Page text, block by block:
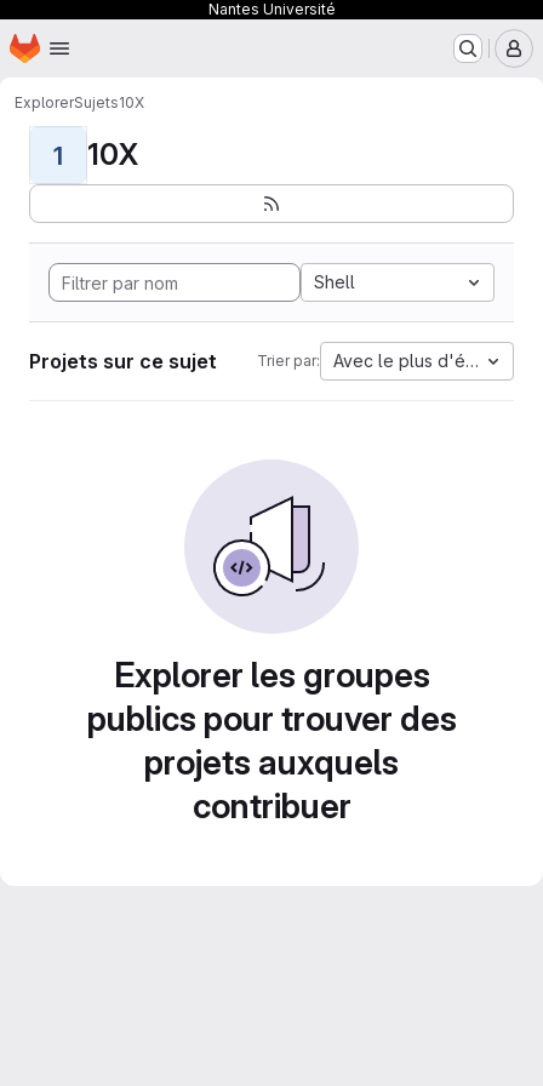
Nantes Université
Passer au contenu principal
Page d'accueil
ExplorerSujets10X
1 10X
Shell
Projets sur ce sujet Trier par: Avec le plus d'étoiles
Explorer les groupes
publics pour trouver des
projets auxquels
contribuer